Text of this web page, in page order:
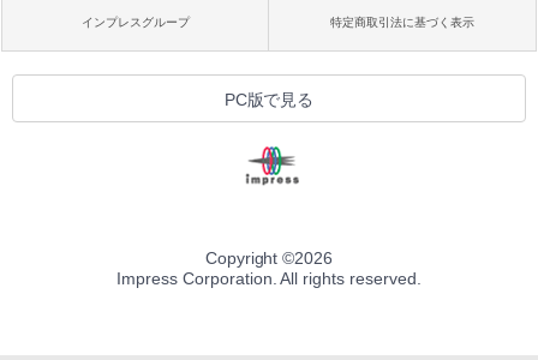
インプレスグループ 特定商取引法に基づく表示
PC版で見る
Copyright ©2026
Impress Corporation. All rights reserved.